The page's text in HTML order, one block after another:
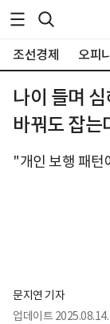
조선경제 오피
나이 들며
바꿔도 잡는
"개인 보행 패턴
문지연 기자
업데이트